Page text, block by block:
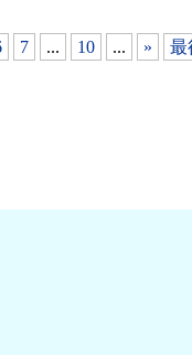
7 ... 10 ... » 最